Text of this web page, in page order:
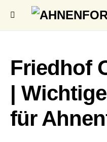
Friedhof
|
für